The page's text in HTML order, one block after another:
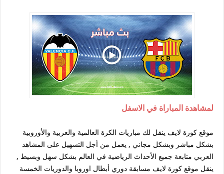
لمشاهدة المباراة في الاسفل
موقع كورة لايف ينقل لك مباريات الكرة العالمية والعربية والأوروبية
بشكل مباشر وبشكل مجاني , يعمل من أجل التسهيل على المشاهد
العربي متابعة جميع الأحداث الرياضية في العالم بشكل سهل وبسيط ,
ينقل موقع كورة لايف مسابقة دوري أبطال اوروبا والدوريات الخمسة